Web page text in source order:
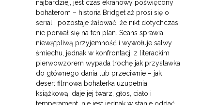
najbardziej, jest czas ekranowy poświęcony
bohaterom – historia Bridget aż prosi się o
serial i pozostaje żałować, że nikt dotychczas
nie porwał się na ten plan. Seans sprawia
niewątpliwą przyjemność i wywołuje salwy
śmiechu, jednak w konfrontacji z literackim
pierwowzorem wypada trochę jak przystawka
do głównego dania lub przeciwnie – jak
deser: filmowa bohaterka uzupełnia
książkową, daje jej twarz, głos, ciało i